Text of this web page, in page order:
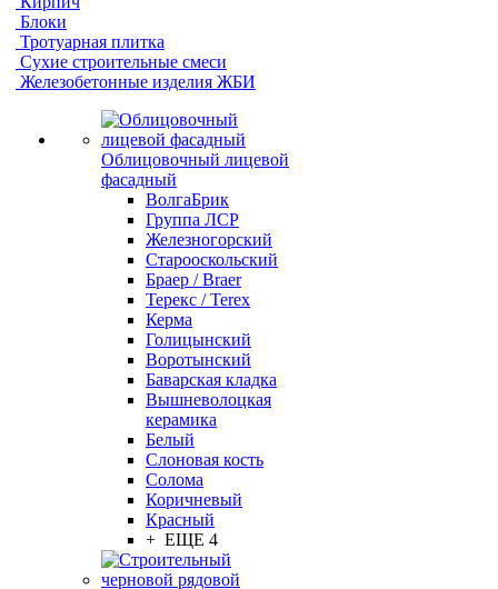
Блоки
Тротуарная плитка
Сухие строительные смеси
Железобетонные изделия ЖБИ
Облицовочный лицевой
фасадный
ВолгаБрик
Группа ЛСР
Железногорский
Старооскольский
Браер / Braer
Терекс / Terex
Керма
Голицынский
Воротынский
Баварская кладка
Вышневолоцкая
керамика
Белый
Слоновая кость
Солома
Коричневый
Красный
+ ЕЩЕ 4